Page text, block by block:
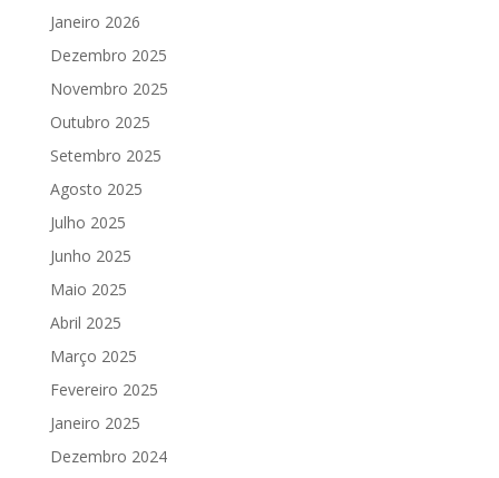
Janeiro 2026
Dezembro 2025
Novembro 2025
Outubro 2025
Setembro 2025
Agosto 2025
Julho 2025
Junho 2025
Maio 2025
Abril 2025
Março 2025
Fevereiro 2025
Janeiro 2025
Dezembro 2024